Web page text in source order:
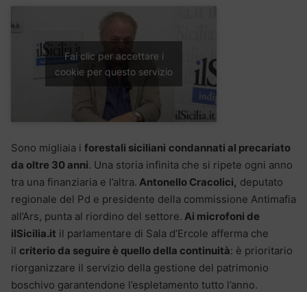
Fai clic per accettare i
cookie per questo servizio
Sono migliaia i forestali siciliani condannati al precariato
da oltre 30 anni. Una storia infinita che si ripete ogni anno
tra una finanziaria e l’altra. Antonello Cracolici, deputato
regionale del Pd e presidente della commissione Antimafia
all’Ars, punta al riordino del settore. Ai microfoni de
ilSicilia.it il parlamentare di Sala d’Ercole afferma che
il criterio da seguire è quello della continuità: è prioritario
riorganizzare il servizio della gestione del patrimonio
boschivo garantendone l’espletamento tutto l’anno.